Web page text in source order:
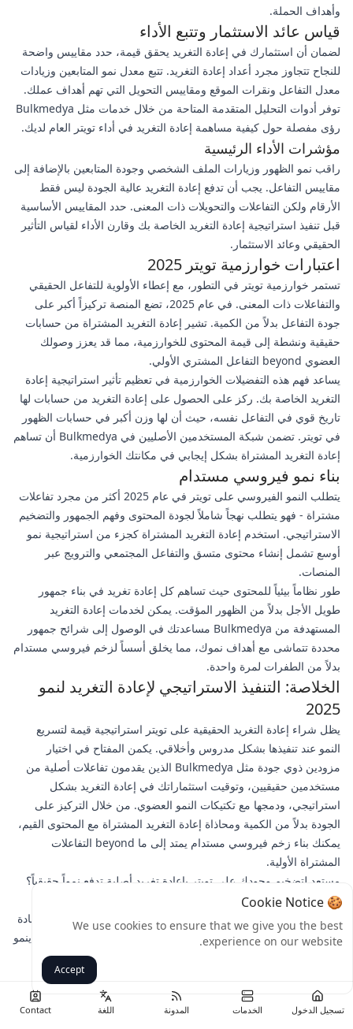
تسجيل الدخول الخدمات المدونة اللغة Contact
وأهداف الحملة.
قياس عائد الاستثمار وتتبع الأداء
لضمان أن استثمارك في إعادة التغريد يحقق قيمة، حدد مقاييس واضحة
للنجاح تتجاوز مجرد أعداد إعادة التغريد. تتبع معدل نمو المتابعين وزيادات
معدل التفاعل ونقرات الموقع ومقاييس التحويل التي تهم أهداف عملك.
توفر أدوات التحليل المتقدمة المتاحة من خلال خدمات مثل Bulkmedya
رؤى مفصلة حول كيفية مساهمة إعادة التغريد في أداء تويتر العام لديك.
مؤشرات الأداء الرئيسية
راقب نمو الظهور وزيارات الملف الشخصي وجودة المتابعين بالإضافة إلى
مقاييس التفاعل. يجب أن تدفع إعادة التغريد عالية الجودة ليس فقط
الأرقام ولكن التفاعلات والتحويلات ذات المعنى. حدد المقاييس الأساسية
قبل تنفيذ استراتيجية إعادة التغريد الخاصة بك وقارن الأداء لقياس التأثير
الحقيقي وعائد الاستثمار.
اعتبارات خوارزمية تويتر 2025
تستمر خوارزمية تويتر في التطور، مع إعطاء الأولوية للتفاعل الحقيقي
والتفاعلات ذات المعنى. في عام 2025، تضع المنصة تركيزاً أكبر على
جودة التفاعل بدلاً من الكمية. تشير إعادة التغريد المشتراة من حسابات
حقيقية ونشطة إلى قيمة المحتوى للخوارزمية، مما قد يعزز وصولك
العضوي beyond التفاعل المشتري الأولي.
يساعد فهم هذه التفضيلات الخوارزمية في تعظيم تأثير استراتيجية إعادة
التغريد الخاصة بك. ركز على الحصول على إعادة التغريد من حسابات لها
تاريخ قوي في التفاعل نفسه، حيث أن لها وزن أكبر في حسابات الظهور
في تويتر. تضمن شبكة المستخدمين الأصليين في Bulkmedya أن تساهم
إعادة التغريد المشتراة بشكل إيجابي في مكانتك الخوارزمية.
بناء نمو فيروسي مستدام
يتطلب النمو الفيروسي على تويتر في عام 2025 أكثر من مجرد تفاعلات
مشتراة - فهو يتطلب نهجاً شاملاً لجودة المحتوى وفهم الجمهور والتضخيم
الاستراتيجي. استخدم إعادة التغريد المشتراة كجزء من استراتيجية نمو
أوسع تشمل إنشاء محتوى متسق والتفاعل المجتمعي والترويج عبر
المنصات.
طور نظاماً بيئياً للمحتوى حيث تساهم كل إعادة تغريد في بناء جمهور
طويل الأجل بدلاً من الظهور المؤقت. يمكن لخدمات إعادة التغريد
المستهدفة من Bulkmedya مساعدتك في الوصول إلى شرائح جمهور
محددة تتماشى مع أهداف نموك، مما يخلق أسساً لزخم فيروسي مستدام
بدلاً من الطفرات لمرة واحدة.
الخلاصة: التنفيذ الاستراتيجي لإعادة التغريد لنمو
2025
يظل شراء إعادة التغريد الحقيقية على تويتر استراتيجية قيمة لتسريع
النمو عند تنفيذها بشكل مدروس وأخلاقي. يكمن المفتاح في اختيار
مزودين ذوي جودة مثل Bulkmedya الذين يقدمون تفاعلات أصلية من
مستخدمين حقيقيين، وتوقيت استثماراتك في إعادة التغريد بشكل
استراتيجي، ودمجها مع تكتيكات النمو العضوي. من خلال التركيز على
الجودة بدلاً من الكمية ومحاذاة إعادة التغريد المشتراة مع المحتوى القيم،
يمكنك بناء زخم فيروسي مستدام يمتد إلى ما beyond التفاعلات
المشتراة الأولية.
مستعد لتضخيم وجودك على تويتر بإعادة تغريد أصلية تدفع نمواً حقيقياً؟
استكشف خدمات إعادة التغريد المستهدفة من Bulkmedya
ظهور محتواك بتفاعلات حقيقية من جماهير ذات صلة. ابدأ في تنفيذ إعادة
التغريد عالية الجودة بشكل استراتيجي اليوم وشاهد تأثيرك على تويتر ينمو
🍪 Cookie Notice
We use cookies to ensure that we give you the best
experience on our website.
Accept